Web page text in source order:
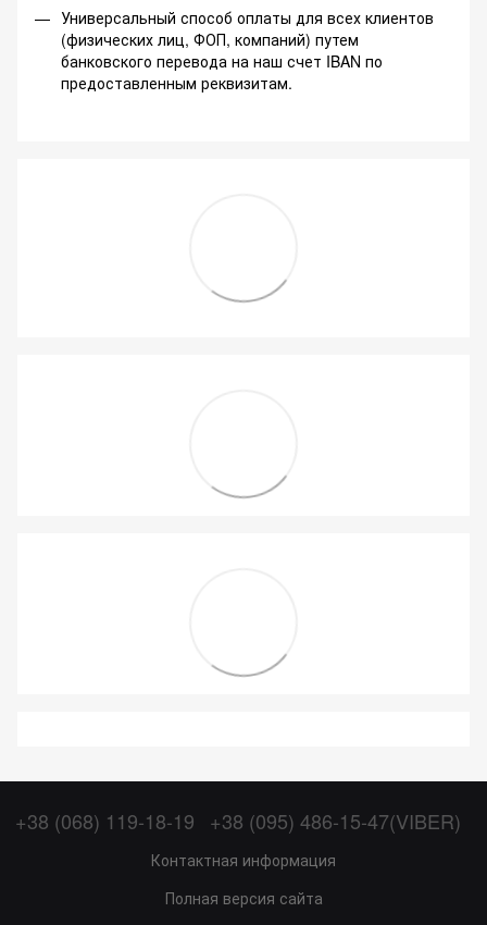
Универсальный способ оплаты для всех клиентов
(физических лиц, ФОП, компаний) путем
банковского перевода на наш счет IBAN по
предоставленным реквизитам.
+38 (068) 119-18-19 +38 (095) 486-15-47(VIBER)
Контактная информация
Полная версия сайта